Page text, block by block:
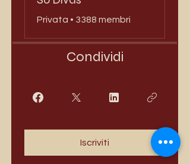
Privata • 3388 membri
Condividi
Iscriviti